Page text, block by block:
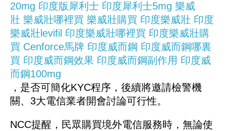
20mg 印度版犀利士 印度犀利士5mg 樂威
壯 樂威壯哪裡買 樂威壯購買 印度樂威壯 印度
樂威壯levifil 印度樂威壯哪裡買 印度樂威壯購
買 Cenforce馬牌 印度威而鋼 印度威而鋼哪裏
買 印度威而鋼效果 印度威而鋼副作用 印度威
而鋼100mg
，是否可簡化KYC程序，後續將邀請檢警機
關、3大電信業者開會討論可行性。
NCC提醒，民眾購買境外電信服務時，無論使